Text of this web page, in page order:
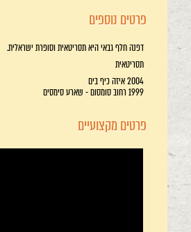
פרטים נוספים
דפנה חלף גבאי היא תסריטאית וסופרת ישראלית.
תסריטאית
2004 איזה כיף בים
1999 רחוב סומסום - שארע סימסים
פרטים מקצועיים